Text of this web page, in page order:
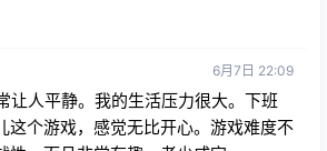
让人平静。我的生活压力很大。下班
这个游戏，感觉无比开心。游戏难度不
性，而且非常有趣。老少咸宜。